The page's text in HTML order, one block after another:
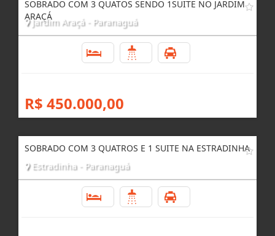
SOBRADO COM 3 QUATOS SENDO 1SUITE NO JARDIM
ARAÇÁ
Jardim Araçá - Paranaguá
R$ 450.000,00
SOBRADO COM 3 QUATROS E 1 SUITE NA ESTRADINHA
Estradinha - Paranaguá